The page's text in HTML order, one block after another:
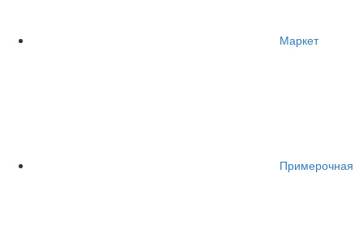
Маркет
Примерочная